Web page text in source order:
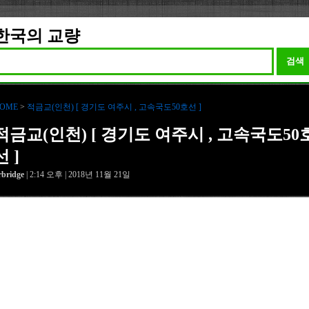
국의 교량
검색
> 적금교(인천) [ 경기도 여주시 , 고속국도50호선 ]
금교(인천) [ 경기도 여주시 , 고속국도50
]
| 2:14 오후 | 2018년 11월 21일